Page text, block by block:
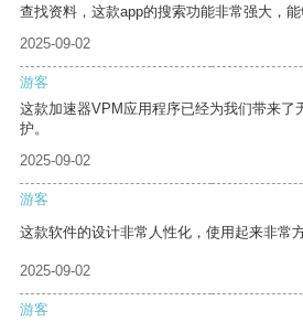
查找资料，这款app的搜索功能非常强大，能
2025-09-02
游客
这款加速器VPM应用程序已经为我们带来了
护。
2025-09-02
游客
这款软件的设计非常人性化，使用起来非常方
2025-09-02
游客